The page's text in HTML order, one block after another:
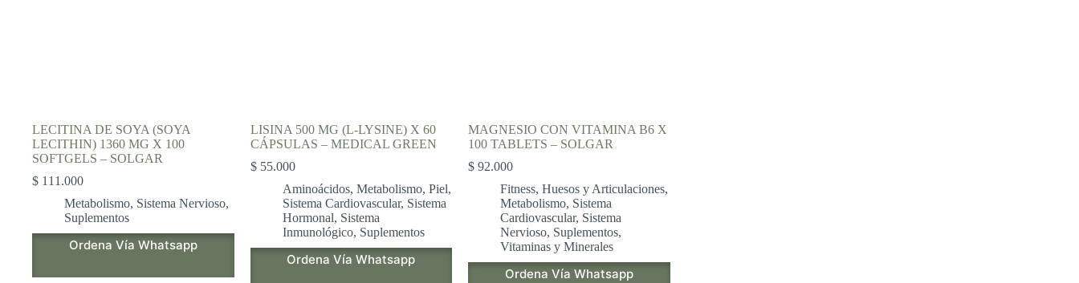
LECITINA DE SOYA (SOYA
LECITHIN) 1360 MG X 100
SOFTGELS – SOLGAR
$ 111.000
Metabolismo, Sistema Nervioso,
Suplementos
Ordena Vía Whatsapp
LISINA 500 MG (L-LYSINE) X 60
CÁPSULAS – MEDICAL GREEN
$55.000
Aminoácidos, Metabolismo, Piel,
Sistema Cardiovascular, Sistema
Hormonal, Sistema
Inmunológico, Suplementos
Ordena Vía Whatsapp
MAGNESIO CON VITAMINA B6 X
100 TABLETS – SOLGAR
$ 92.000
Fitness,Huesos y Articulaciones,
Metabolismo, Sistema
Cardiovascular, Sistema
Nervioso, Suplementos,
Vitaminas y Minerales
Ordena Vía Whatsapp